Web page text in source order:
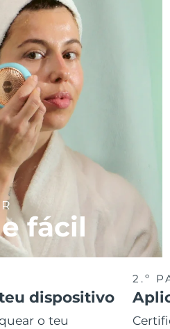
fácil
dispositivo
o teu
2.º